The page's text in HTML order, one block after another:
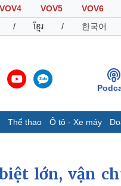
VOV4 VOV5 VOV6
/ ខ្មែរ / 한국어
Thể thao Ô tô - Xe máy
Ảnh
lớn, vận